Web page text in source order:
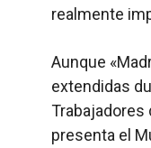
realmente
Aunque
extendidas
Trabajadores
presenta el